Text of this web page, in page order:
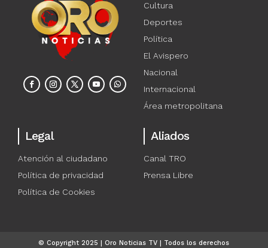
Cultura
Deportes
Política
El Avispero
Nacional
Internacional
Área metropolitana
Legal
Atención al ciudadano
Política de privacidad
Política de Cookies
Aliados
Canal TRO
Prensa Libre
© Copyright 2025 | Oro Noticias TV | Todos los derechos